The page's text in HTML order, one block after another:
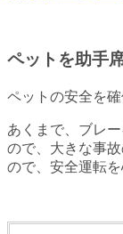
ペットを助手
ペットの安全を
あくまで、ブレ
ので、大きな事
ので、安全運転を